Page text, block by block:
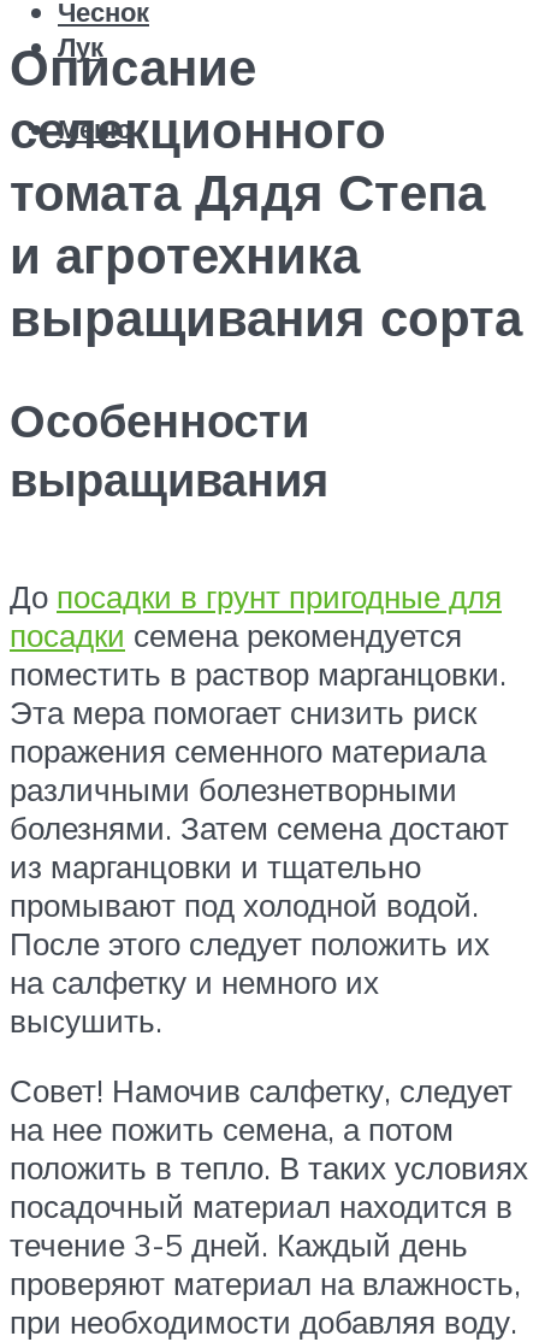
Чеснок
Лук
Меню
Описание
селекционного
томата Дядя Степа
и агротехника
выращивания сорта
Особенности
выращивания
До посадки в грунт пригодные для
посадки семена рекомендуется
поместить в раствор марганцовки.
Эта мера помогает снизить риск
поражения семенного материала
различными болезнетворными
болезнями. Затем семена достают
из марганцовки и тщательно
промывают под холодной водой.
После этого следует положить их
на салфетку и немного их
высушить.
Совет! Намочив салфетку, следует
на нее пожить семена, а потом
положить в тепло. В таких условиях
посадочный материал находится в
течение 3-5 дней. Каждый день
проверяют материал на влажность,
при необходимости добавляя воду.